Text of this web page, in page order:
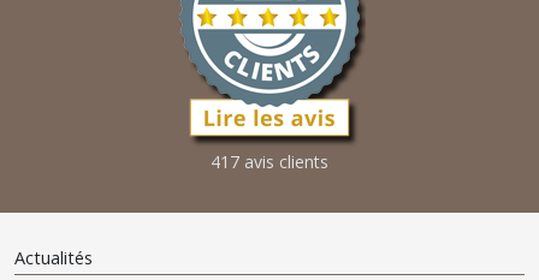
417 avis clients
Actualités